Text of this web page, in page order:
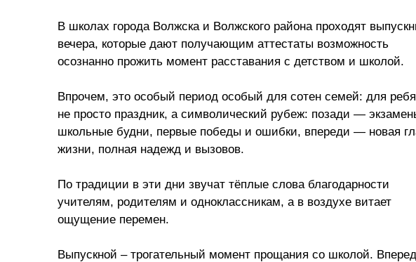
В школах города Волжска и Волжского района проходят
вечера, которые дают получающим аттестаты возможность
осознанно прожить момент расставания с детством и школой.
Впрочем, это особый период особый для сотен семей: для
не просто праздник, а символический рубеж: позади —
школьные будни, первые победы и ошибки, впереди — новая
жизни, полная надежд и вызовов.
По традиции в эти дни звучат тёплые слова благодарности
учителям, родителям и одноклассникам, а в воздухе витает
ощущение перемен.
Выпускной – трогательный момент прощания со школой.